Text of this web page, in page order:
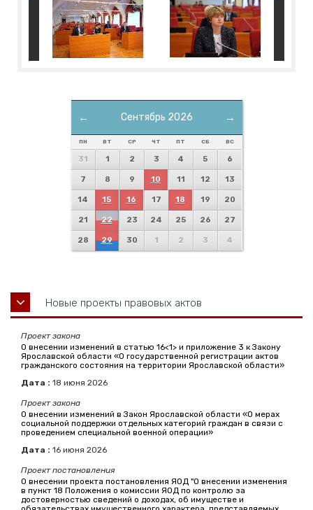
← →
Сентябрь 2026
ПН ВТ СР ЧТ ПТ СБ ВС
31 1 2 3 4 5 6
7 8 9 10 11 12 13
14 15 16 17 18 19 20
21 22 23 24 25 26 27
28 29 30 1 2 3 4
Новые проекты правовых актов
Проект закона
О внесении изменений в статью 16<1> и приложение 3 к Закону
Ярославской области «О государственной регистрации актов
гражданского состояния на территории Ярославской области»
Дата : 18 июня 2026
Проект закона
О внесении изменений в Закон Ярославской области «О мерах
социальной поддержки отдельных категорий граждан в связи с
проведением специальной военной операции»
Дата : 16 июня 2026
Проект постановления
О внесении проекта постановления ЯОД "О внесении изменения
в пункт 18 Положения о комиссии ЯОД по контролю за
достоверностью сведений о доходах, об имуществе и